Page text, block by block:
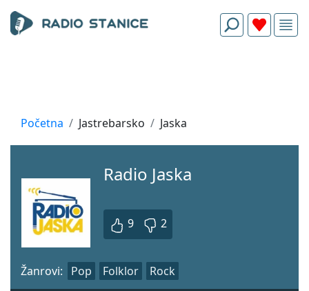
Početna Jastrebarsko Jaska
Radio Jaska
9 2
Žanrovi: Pop Folklor Rock